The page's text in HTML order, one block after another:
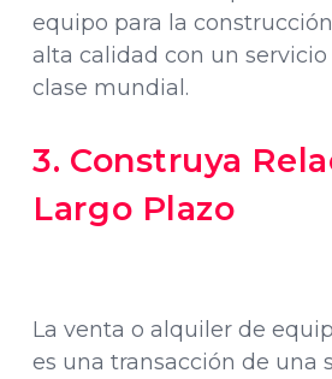
equipo para la
alta calidad con un servicio
clase mundial.
3. Construya
Largo Plazo
La venta o alquiler de
es una transacción de una